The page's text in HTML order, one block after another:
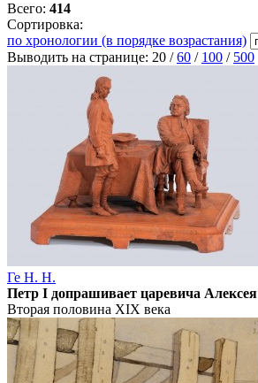
Всего: 414
Сортировка:
по хронологии (в порядке возрастания)
Выводить на странице: 20 /60 / 100 / 500
Ге Н. Н.
Петр I допрашивает царевича Алексея
Вторая половина XIX века